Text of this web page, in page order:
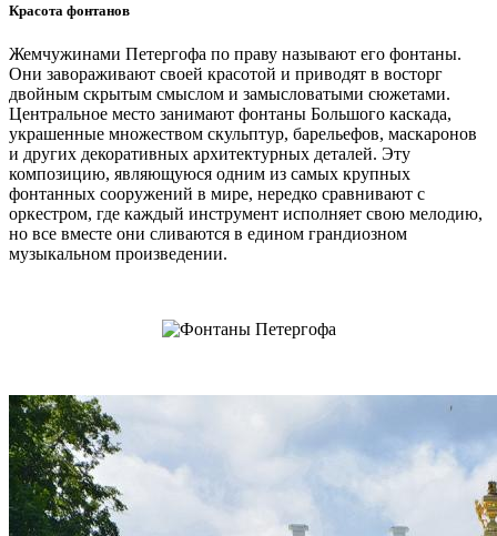
Красота фонтанов
Жемчужинами Петергофа по праву называют его фонтаны.
Они завораживают своей красотой и приводят в восторг
двойным скрытым смыслом и замысловатыми сюжетами.
Центральное место занимают фонтаны Большого каскада,
украшенные множеством скульптур, барельефов, маскаронов
и других декоративных архитектурных деталей. Эту
композицию, являющуюся одним из самых крупных
фонтанных сооружений в мире, нередко сравнивают с
оркестром, где каждый инструмент исполняет свою мелодию,
но все вместе они сливаются в едином грандиозном
музыкальном произведении.